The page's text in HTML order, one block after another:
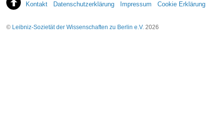
Kontakt Datenschutzerklärung Impressum Cookie Erklärung
© Leibniz-Sozietät der Wissenschaften zu Berlin e.V. 2026